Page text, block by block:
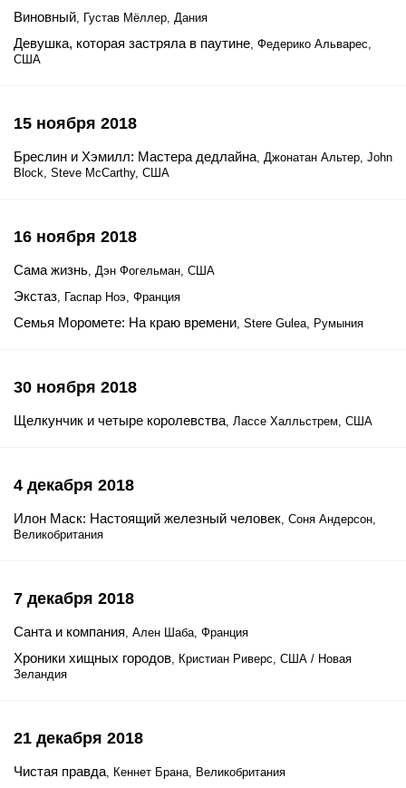
Виновный, Густав Мёллер, Дания
Девушка, которая застряла в паутине, Федерико Альварес,
США
15 ноября 2018
Бреслин и Хэмилл: Мастера дедлайна, Джонатан Альтер, John
Block, Steve McCarthy, США
16 ноября 2018
Сама жизнь, Дэн Фогельман, США
Экстаз, Гаспар Ноэ, Франция
Семья Моромете: На краю времени, Stere Gulea, Румыния
30 ноября 2018
Щелкунчик и четыре королевства, Лассе Халльстрем, США
4 декабря 2018
Илон Маск: Настоящий железный человек, Соня Андерсон,
Великобритания
7 декабря 2018
Санта и компания, Ален Шаба, Франция
Хроники хищных городов, Кристиан Риверс, США / Новая
Зеландия
21 декабря 2018
Чистая правда, Кеннет Брана, Великобритания